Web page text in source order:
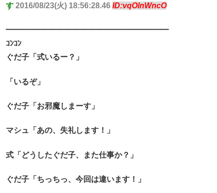
す 2016/08/23(火) 18:56:28.46 ID:vqOlnWncO
━━━━━━━━━━━━━━━━━━━━━
ｺﾝｺﾝ
ぐだ子「式いるー？」
「いるぞ」
ぐだ子「お邪魔しまーす」
マシュ「あの、失礼します！」
式「どうしたぐだ子、また仕事か？」
ぐだ子「ちっちっ、今回は違います！」